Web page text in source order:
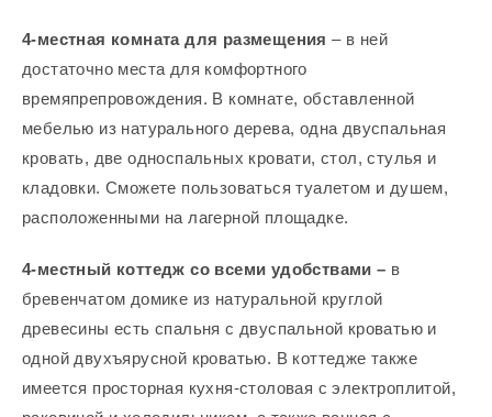
4-местная комната для размещения– в ней
достаточно места для комфортного
времяпрепровождения. В комнате, обставленной
мебелью из натурального дерева, одна двуспальная
кровать, две односпальных кровати, стол, стулья и
кладовки. Сможете пользоваться туалетом и душем,
расположенными на лагерной площадке.
4-местный коттедж со всеми удобствами – в
бревенчатом домике из натуральной круглой
древесины есть спальня с двуспальной кроватью и
одной двухъярусной кроватью. В коттедже также
имеется просторная кухня-столовая с электроплитой,